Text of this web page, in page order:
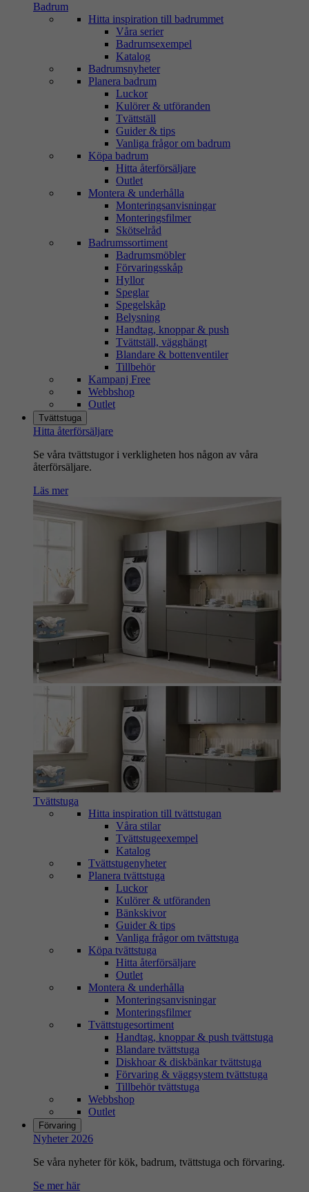
Badrum
Hitta inspiration till badrummet
Våra serier
Badrumsexempel
Katalog
Badrumsnyheter
Planera badrum
Luckor
Kulörer & utföranden
Tvättställ
Guider & tips
Vanliga frågor om badrum
Köpa badrum
Hitta återförsäljare
Outlet
Montera & underhålla
Monteringsanvisningar
Monteringsfilmer
Skötselråd
Badrumssortiment
Badrumsmöbler
Förvaringsskåp
Hyllor
Speglar
Spegelskåp
Belysning
Handtag, knoppar & push
Tvättställ, vägghängt
Blandare & bottenventiler
Tillbehör
Kampanj Free
Webbshop
Outlet
Tvättstuga
Hitta återförsäljare
Se våra tvättstugor i verkligheten hos någon av våra
återförsäljare.
Läs mer
Tvättstuga
Hitta inspiration till tvättstugan
Våra stilar
Tvättstugeexempel
Katalog
Tvättstugenyheter
Planera tvättstuga
Luckor
Kulörer & utföranden
Bänkskivor
Guider & tips
Vanliga frågor om tvättstuga
Köpa tvättstuga
Hitta återförsäljare
Outlet
Montera & underhålla
Monteringsanvisningar
Monteringsfilmer
Tvättstugesortiment
Handtag, knoppar & push tvättstuga
Blandare tvättstuga
Diskhoar & diskbänkar tvättstuga
Förvaring & väggsystem tvättstuga
Tillbehör tvättstuga
Webbshop
Outlet
Förvaring
Nyheter 2026
Se våra nyheter för kök, badrum, tvättstuga och förvaring.
Se mer här